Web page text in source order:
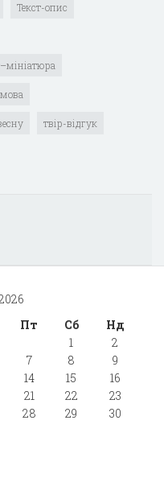
Текст-опис
твір-відгук
Пт Сб
Нд
1
2
7 8
9
14 15
16
21 22
23
28 29
30